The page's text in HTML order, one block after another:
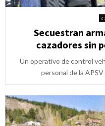
Secuestran
cazadores sin
Un operativo de control
personal de la